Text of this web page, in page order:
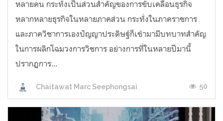
หลายคน กระทั่งเป็นส่วนสำคัญของการขับเคลื่อนธุรกิจ
หลากหลายธุรกิจในหลายภาคส่วน กระทั่งในภาคราชการ
และภาควิชาการเองปัญญาประดิษฐ์ก็เข้ามามีบทบาทสำคัญ
ในการผลิกโฉมวงการวิชการ อย่างการที่ในหลายปีมานี้
ปรากฏการ...
Chaitawat Marc Seephongsai 50